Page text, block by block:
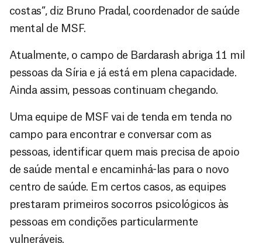
costas”, diz Bruno Pradal, coordenador de saúde
mental de MSF.
Atualmente, o campo de Bardarash abriga 11 mil
pessoas da Síria e já está em plena capacidade.
Ainda assim, pessoas continuam chegando.
Uma equipe de MSF vai de tenda em tenda no
campo para encontrar e conversar com as
pessoas, identificar quem mais precisa de apoio
de saúde mental e encaminhá-las para o novo
centro de saúde. Em certos casos, as equipes
prestaram primeiros socorros psicológicos às
pessoas em condições particularmente
vulneráveis.